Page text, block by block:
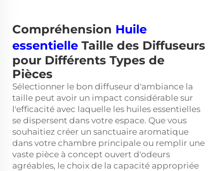
Compréhension Huile
essentielle Taille des Diffuseurs
pour Différents Types de
Pièces
Sélectionner le bon diffuseur d'ambiance la
taille peut avoir un impact considérable sur
l'efficacité avec laquelle les huiles essentielles
se dispersent dans votre espace. Que vous
souhaitiez créer un sanctuaire aromatique
dans votre chambre principale ou remplir une
vaste pièce à concept ouvert d'odeurs
agréables, le choix de la capacité appropriée